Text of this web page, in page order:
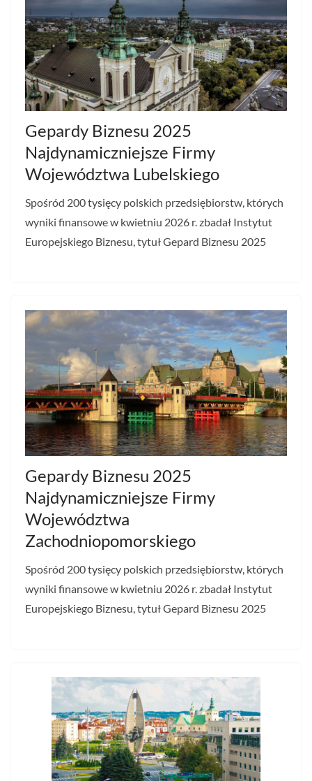
Gepardy Biznesu 2025
Najdynamiczniejsze Firmy
Województwa Lubelskiego
Spośród 200 tysięcy polskich przedsiębiorstw, których
wyniki finansowe w kwietniu 2026 r. zbadał Instytut
Europejskiego Biznesu, tytuł Gepard Biznesu 2025
Gepardy Biznesu 2025
Najdynamiczniejsze Firmy
Województwa
Zachodniopomorskiego
Spośród 200 tysięcy polskich przedsiębiorstw, których
wyniki finansowe w kwietniu 2026 r. zbadał Instytut
Europejskiego Biznesu, tytuł Gepard Biznesu 2025